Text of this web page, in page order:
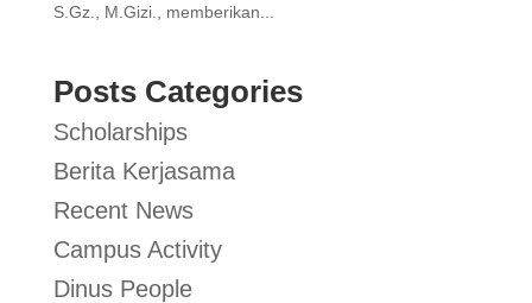
S.Gz., M.Gizi., memberikan...
Posts Categories
Scholarships
Berita Kerjasama
Recent News
Campus Activity
Dinus People